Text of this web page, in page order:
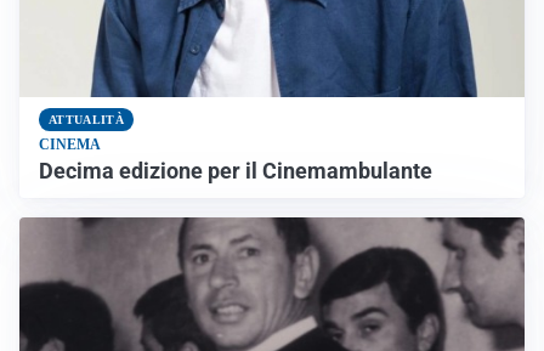
ATTUALITÀ
CINEMA
Decima edizione per il Cinemambulante